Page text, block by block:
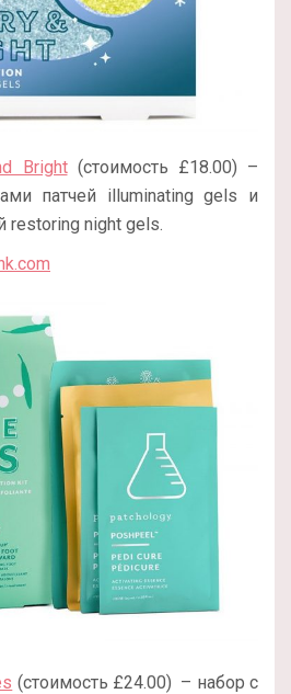
Bright(стоимость £18.00) –
патчей illuminating gels и
restoring night gels.
(стоимость £24.00) – набор с